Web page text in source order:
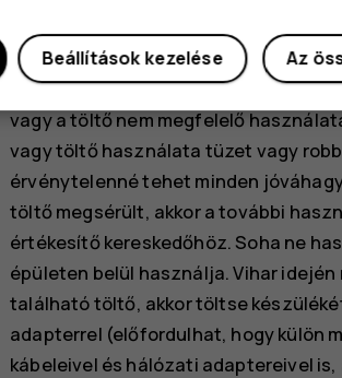
beledugni, ne merítse vízbe vagy
sérült akkumulátor felrobbanhat.
Az akkumulátort és a töltőt
vagy a töltő nem megfelelő
vagy töltő használata tüzet vagy
érvénytelenné tehet minden
töltő megsérült, akkor a további
értékesítő kereskedőhöz. Soha ne
épületen belül használja. Vihar
található töltő, akkor töltse
adapterrel (előfordulhat, hogy külön
kábeleivel és hálózati adaptereivel
Az
Beállítások kezelése